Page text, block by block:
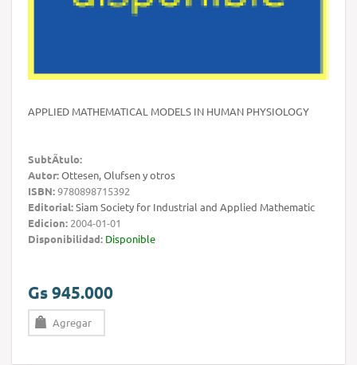
APPLIED MATHEMATICAL MODELS IN HUMAN PHYSIOLOGY
SubtÃ­tulo:
Autor:Ottesen, Olufsen y otros
ISBN:9780898715392
Editorial:Siam Society for Industrial and Applied Mathematic
Edicion: 2004-01-01
Disponibilidad: Disponible
Gs 945.000
Agregar